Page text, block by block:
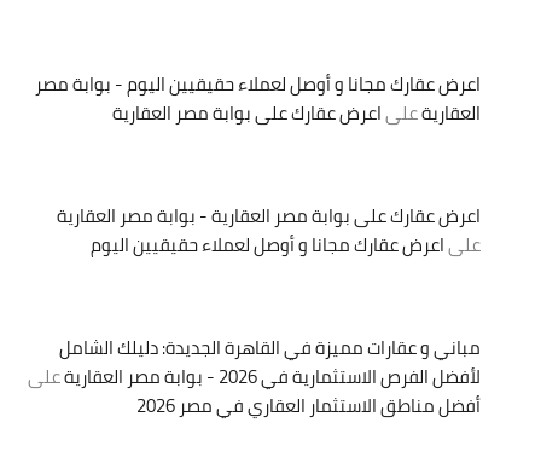
اعرض عقارك مجانا و أوصل لعملاء حقيقيين اليوم - بوابة مصر
العقاريةعلىاعرض عقارك على بوابة مصر العقارية
اعرض عقارك على بوابة مصر العقارية - بوابة مصر العقارية
علىاعرض عقارك مجانا و أوصل لعملاء حقيقيين اليوم
مباني و عقارات مميزة في القاهرة الجديدة: دليلك الشامل
لأفضل الفرص الاستثمارية في 2026 - بوابة مصر العقارية
على
أفضل مناطق الاستثمار العقاري في مصر 2026